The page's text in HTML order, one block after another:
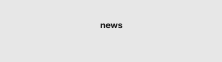
news